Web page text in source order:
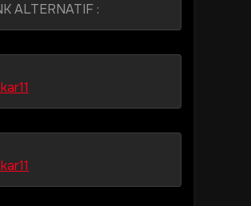
ALTERNATIF :